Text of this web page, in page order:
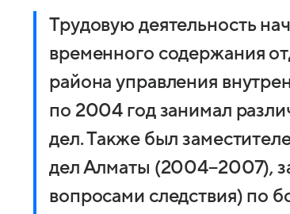
Трудовую деятельность
временного содержания
района управления
по 2004 год занимал
дел. Также был
дел Алматы (2004−2007),
вопросами следствия) по